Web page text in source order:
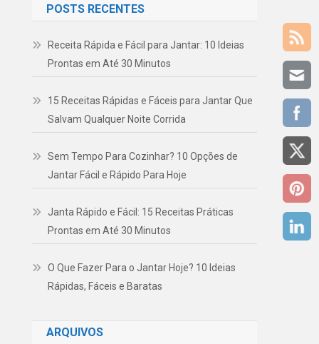
POSTS RECENTES
Receita Rápida e Fácil para Jantar: 10 Ideias
Prontas em Até 30 Minutos
15 Receitas Rápidas e Fáceis para Jantar Que
Salvam Qualquer Noite Corrida
Sem Tempo Para Cozinhar? 10 Opções de
Jantar Fácil e Rápido Para Hoje
Janta Rápido e Fácil: 15 Receitas Práticas
Prontas em Até 30 Minutos
O Que Fazer Para o Jantar Hoje? 10 Ideias
Rápidas, Fáceis e Baratas
ARQUIVOS